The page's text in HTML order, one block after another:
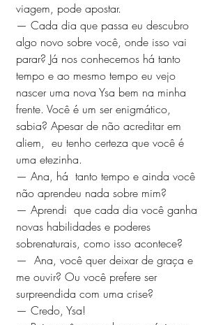
viagem, pode apostar.
— Cada dia que passa eu descubro
algo novo sobre você, onde isso vai
parar? Já nos conhecemos há tanto
tempo e ao mesmo tempo eu vejo
nascer uma nova Ysa bem na minha
frente. Você é um ser enigmático,
sabia? Apesar de não acreditar em
aliem,  eu tenho certeza que você é
uma etezinha.
— Ana, há  tanto tempo e ainda você
não aprendeu nada sobre mim?
— Aprendi  que cada dia você ganha
novas habilidades e poderes
sobrenaturais, como isso acontece?
—  Ana, você quer deixar de graça e
me ouvir? Ou você prefere ser
surpreendida com uma crise?
— Credo, Ysa!